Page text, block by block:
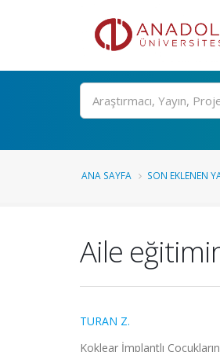
Ara
ANA SAYFA SON EKLENEN
Aile
TURAN Z.
Koklear İmplantlı